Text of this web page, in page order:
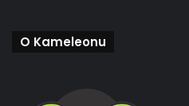
O Kameleonu